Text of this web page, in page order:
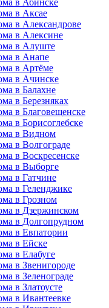
в Абинске
в Аксае
в Александрове
в Алексине
в Алуште
в Анапе
в Артёме
в Ачинске
в Балахне
в Березняках
в Благовещенске
в Борисоглебске
в Видном
в Волгограде
в Воскресенске
в Выборге
в Гатчине
в Геленджике
в Грозном
в Дзержинском
в Долгопрудном
в Евпатории
в Ейске
в Елабуге
в Звенигороде
в Зеленограде
в Златоусте
в Ивантеевке